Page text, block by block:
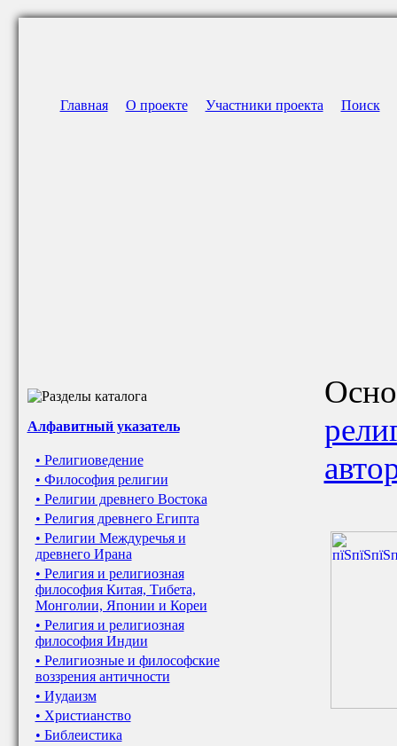
Главная О проекте Участники проекта Поиск
Алфавитный указатель
• Религиоведение
• Философия религии
• Религии древнего Востока
• Религия древнего Египта
• Религии Междуречья и
древнего Ирана
• Религия и религиозная
философия Китая, Тибета,
Монголии, Японии и Кореи
• Религия и религиозная
философия Индии
• Религиозные и философские
воззрения античности
• Иудаизм
• Христианство
• Библеистика